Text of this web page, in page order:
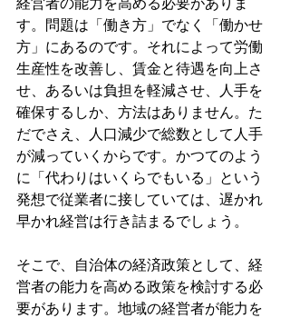
す。問題は「働き方」でなく「働かせ
方」にあるのです。それによって労働
生産性を改善し、賃金と待遇を向上さ
せ、あるいは負担を軽減させ、人手を
確保するしか、方法はありません。た
だでさえ、人口減少で総数として人手
が減っていくからです。かつてのよう
に「代わりはいくらでもいる」という
発想で従業者に接していては、遅かれ
早かれ経営は行き詰まるでしょう。
そこで、自治体の経済政策として、経
営者の能力を高める政策を検討する必
要があります。地域の経営者が能力を